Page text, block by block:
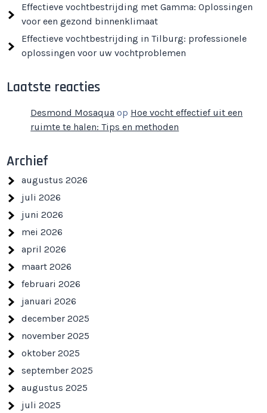
Effectieve vochtbestrijding met Gamma: Oplossingen
voor een gezond binnenklimaat
Effectieve vochtbestrijding in Tilburg: professionele
oplossingen voor uw vochtproblemen
Laatste reacties
Desmond Mosaqua op Hoe vocht effectief uit een
ruimte te halen: Tips en methoden
Archief
augustus 2026
juli 2026
juni 2026
mei 2026
april 2026
maart 2026
februari 2026
januari 2026
december 2025
november 2025
oktober 2025
september 2025
augustus 2025
juli 2025